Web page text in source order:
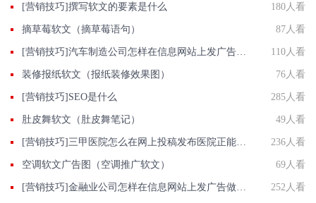
[营销技巧]撰写软文的要素是什么 180人看
摘草莓软文（摘草莓语句） 87人看
110人看
装修报纸软文（报纸装修效果图） 76人看
[营销技巧]SEO是什么 285人看
肚皮舞软文（肚皮舞笔记） 49人看
236人看
空调软文广告图（空调推广软文） 69人看
252人看